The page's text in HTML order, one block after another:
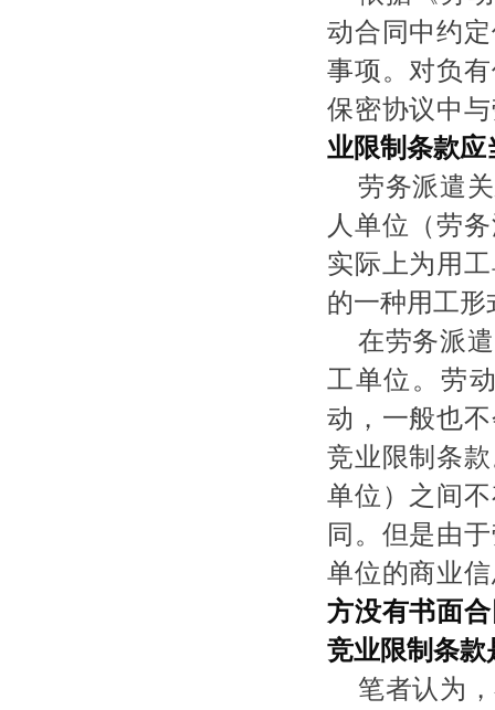
动合同中约
事项。对负
保密协议中
业限制条款应
劳务派遣
人单位（劳
实际上为用
的一种用工形
在劳务派
工单位。劳
动，一般也
竞业限制条
单位）之间
同。但是由
单位的商业
方没有书面
竞业限制条款
笔者认为